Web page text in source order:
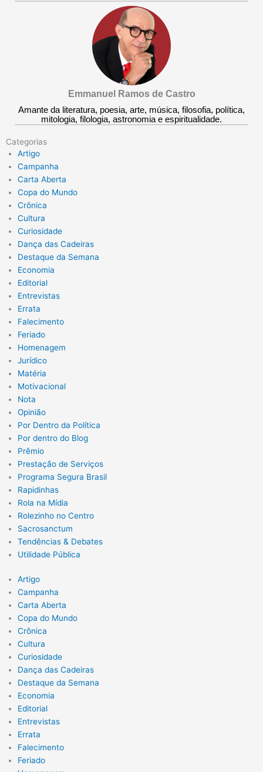
Emmanuel Ramos de Castro
Amante da literatura, poesia, arte, música, filosofia, política,
mitologia, filologia, astronomia e espiritualidade.
Categorias
Artigo
Campanha
Carta Aberta
Copa do Mundo
Crônica
Cultura
Curiosidade
Dança das Cadeiras
Destaque da Semana
Economia
Editorial
Entrevistas
Errata
Falecimento
Feriado
Homenagem
Jurídico
Matéria
Motivacional
Nota
Opinião
Por Dentro da Política
Por dentro do Blog
Prêmio
Prestação de Serviços
Programa Segura Brasil
Rapidinhas
Rola na Mídia
Rolezinho no Centro
Sacrosanctum
Tendências & Debates
Utilidade Pública
Artigo
Campanha
Carta Aberta
Copa do Mundo
Crônica
Cultura
Curiosidade
Dança das Cadeiras
Destaque da Semana
Economia
Editorial
Entrevistas
Errata
Falecimento
Feriado